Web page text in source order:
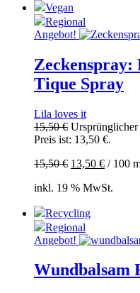
Vegan
Regional
Angebot!
Zeckenspray:
Tique Spray
Lila loves it
15,50€
Preis ist: 13,50 €.
15,50€ 13,50 € / 100
inkl. 19 % MwSt.
Recycling
Regional
Angebot!
Wundbalsam